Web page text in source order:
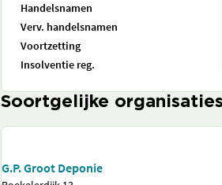
Handelsnamen
Verv. handelsnamen
Voortzetting
Insolventie reg.
Soortgelijke organisaties
G.P. Groot Deponie